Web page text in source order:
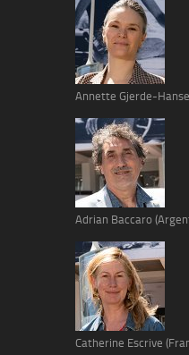
Annette Gjerde-
Adrian Baccaro
Catherine Escrive